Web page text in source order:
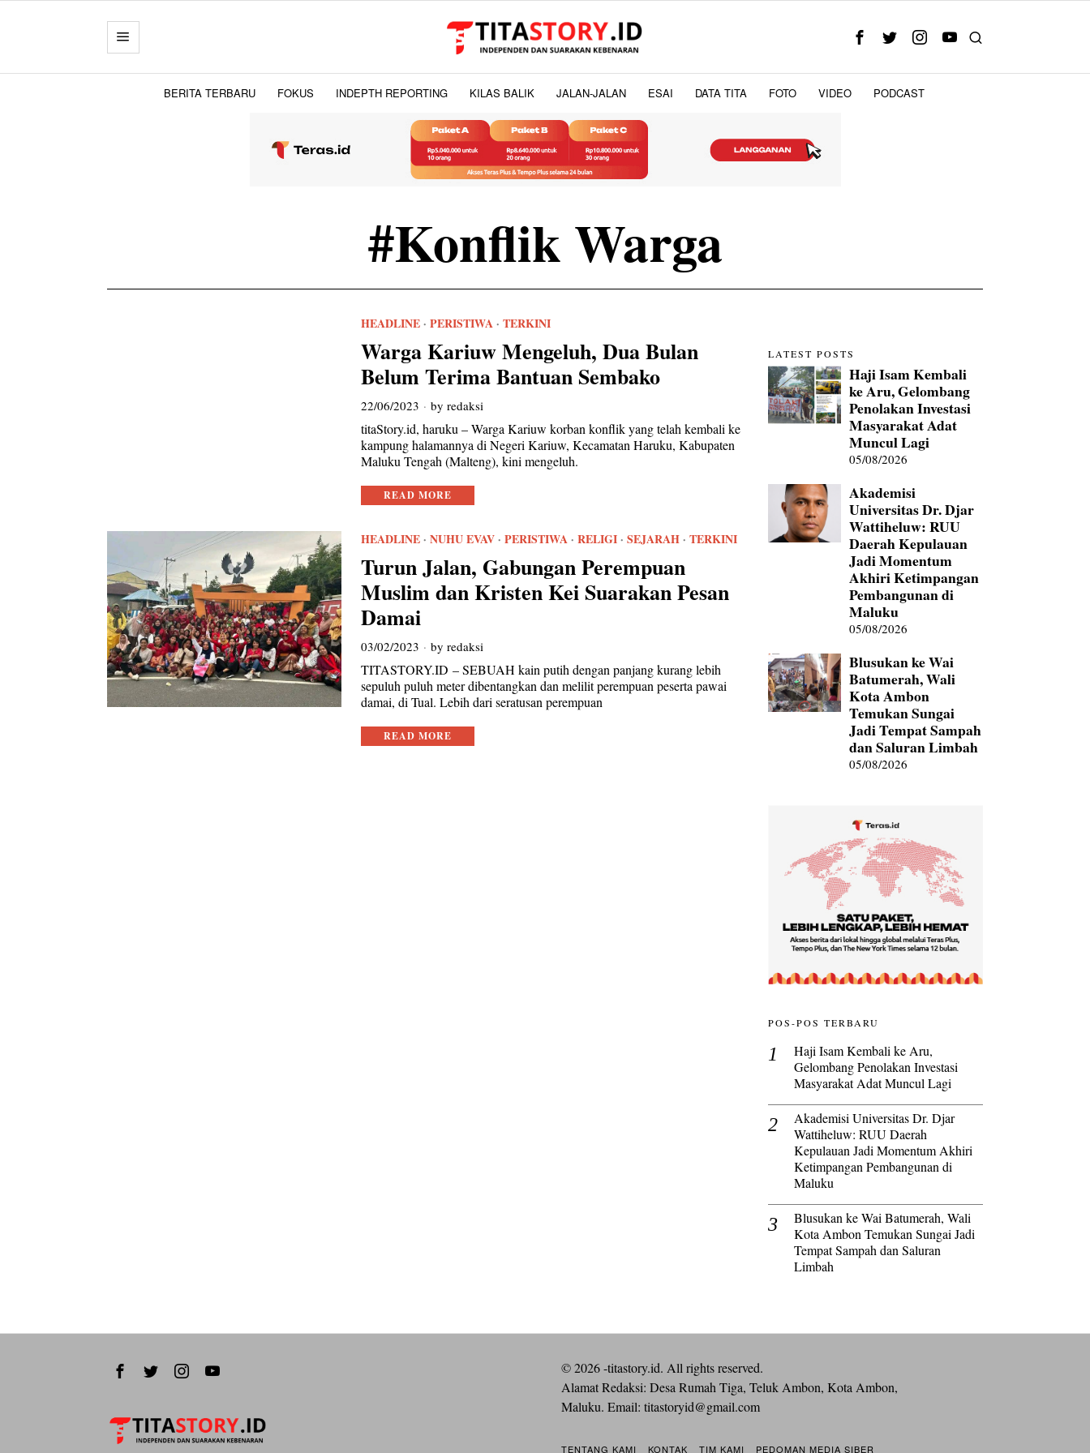
BERITA TERBARU FOKUS INDEPTH REPORTING KILAS BALIK JALAN-JALAN ESAI DATA TITA FOTO VIDEO PODCAST
#Konflik Warga
HEADLINE· PERISTIWA· TERKINI
Warga Kariuw Mengeluh, Dua Bulan
Belum Terima Bantuan Sembako
22/06/2023 byredaksi
titaStory.id, haruku – Warga Kariuw korban konflik yang telah kembali ke
kampung halamannya di Negeri Kariuw, Kecamatan Haruku, Kabupaten
Maluku Tengah (Malteng), kini mengeluh.
READ MORE
HEADLINE· NUHU EVAV· PERISTIWA· RELIGI· SEJARAH· TERKINI
Turun Jalan, Gabungan Perempuan
Muslim dan Kristen Kei Suarakan Pesan
Damai
03/02/2023 byredaksi
TITASTORY.ID – SEBUAH kain putih dengan panjang kurang lebih
sepuluh puluh meter dibentangkan dan melilit perempuan peserta pawai
damai, di Tual. Lebih dari seratusan perempuan
READ MORE
LATEST POSTS
Haji Isam Kembali
ke Aru, Gelombang
Penolakan Investasi
Masyarakat Adat
Muncul Lagi
05/08/2026
Akademisi
Universitas Dr. Djar
Wattiheluw: RUU
Daerah Kepulauan
Jadi Momentum
Akhiri Ketimpangan
Pembangunan di
Maluku
05/08/2026
Blusukan ke Wai
Batumerah, Wali
Kota Ambon
Temukan Sungai
Jadi Tempat Sampah
dan Saluran Limbah
05/08/2026
POS-POS TERBARU
Haji Isam Kembali ke Aru,
Gelombang Penolakan Investasi
Masyarakat Adat Muncul Lagi
Akademisi Universitas Dr. Djar
Wattiheluw: RUU Daerah
Kepulauan Jadi Momentum Akhiri
Ketimpangan Pembangunan di
Maluku
Blusukan ke Wai Batumerah, Wali
Kota Ambon Temukan Sungai Jadi
Tempat Sampah dan Saluran
Limbah
©2026-titastory.id. All rights reserved.
Alamat Redaksi: Desa Rumah Tiga, Teluk Ambon, Kota Ambon,
Maluku. Email: titastoryid@gmail.com
TENTANG KAMI KONTAK TIM KAMI PEDOMAN MEDIA SIBER